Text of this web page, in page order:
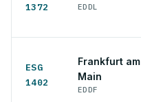
1372
EDDL
ESG
1402
Frankfurt am
Main
EDDF